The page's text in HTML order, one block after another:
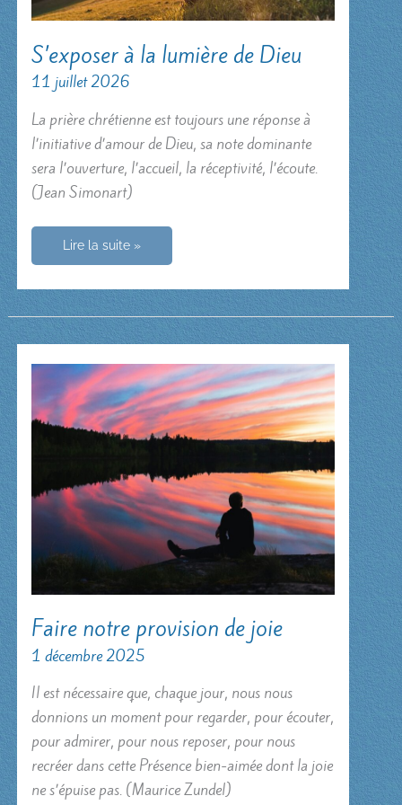
S’exposer à la lumière de Dieu
11 juillet 2026
La prière chrétienne est toujours une réponse à
l’initiative d’amour de Dieu, sa note dominante
sera l’ouverture, l’accueil, la réceptivité, l’écoute.
(Jean Simonart)
S’exposer
la
de
Dieu
Lire la suite »
Faire notre provision de joie
1 décembre 2025
Il est nécessaire que, chaque jour, nous nous
donnions un moment pour regarder, pour écouter,
pour admirer, pour nous reposer, pour nous
recréer dans cette Présence bien-aimée dont la joie
ne s’épuise pas. (Maurice Zundel)